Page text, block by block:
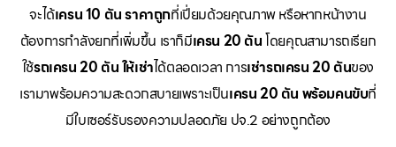
จะได้เครน 10 ตัน ราคาถูกที่เปี่ยมด้วยคุณภาพ หรือหากหน้างาน
ต้องการกำลังยกที่เพิ่มขึ้น เราก็มีเครน 20 ตันโดยคุณสามารถเรียก
ใช้รถเครน 20 ตัน ให้เช่าได้ตลอดเวลา การเช่ารถเครน 20 ตันของ
เรามาพร้อมความสะดวกสบายเพราะเป็นเครน 20 ตัน พร้อมคนขับที่
มีใบเซอร์รับรองความปลอดภัย ปจ.2 อย่างถูกต้อง